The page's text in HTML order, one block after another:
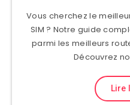
Vous cherchez le
SIM ? Notre guide
parmi les meilleurs
Découvrez
Lire